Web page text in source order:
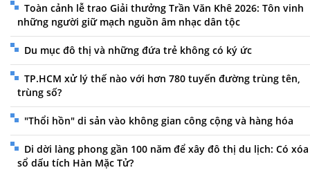
Toàn cảnh lễ trao Giải thưởng Trần Văn Khê 2026: Tôn vinh
những người giữ mạch nguồn âm nhạc dân tộc
Du mục đô thị và những đứa trẻ không có ký ức
TP.HCM xử lý thế nào với hơn 780 tuyến đường trùng tên,
trùng số?
"Thổi hồn" di sản vào không gian công cộng và hàng hóa
Di dời làng phong gần 100 năm để xây đô thị du lịch: Có xóa
sổ dấu tích Hàn Mặc Tử?